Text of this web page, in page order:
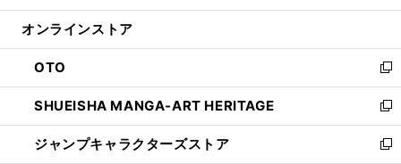
開
ン
ウ
で
開
く
ウ
ン
ド
ウ
で
開
く
オンラインストア
OTO
新
し
い
ウ
ィ
SHUEISHA MANGA-ART HERITAGE
新
し
い
ジャンプキャラクターズストア
新